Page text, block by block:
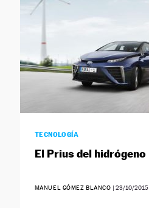
TECNOLOGÍA
El Prius del hidrógeno
MANUEL GÓMEZ BLANCO | 23/10/2015